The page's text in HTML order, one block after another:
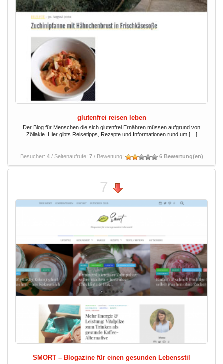
glutenfrei reisen leben
Der Blog für Menschen die sich glutenfrei Ernähren müssen aufgrund von
Zöliakie. Hier gibts Reisetipps, Rezepte und Informationen rund um […]
Besucher: 4/ Seitenaufrufe: 7/ Bewertung: 6 Bewertung(en)
7
SMORT – Blogazine für einen gesunden Lebensstil